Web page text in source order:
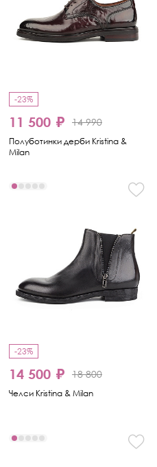
-23%
11 500 ₽ 14 990
Полуботинки дерби Kristina &
Milan
-23%
14 500 ₽ 18 800
Челси Kristina & Milan